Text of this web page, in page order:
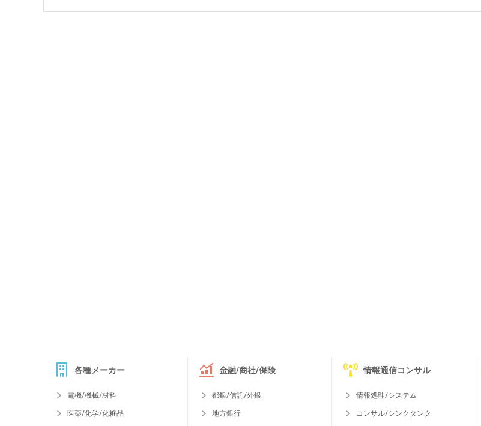
各種メーカー
電機/機械/材料
医薬/化学/化粧品
金融/商社/保険
都銀/信託/外銀
地方銀行
情報通信コンサル
情報処理/システム
コンサル/シンクタンク